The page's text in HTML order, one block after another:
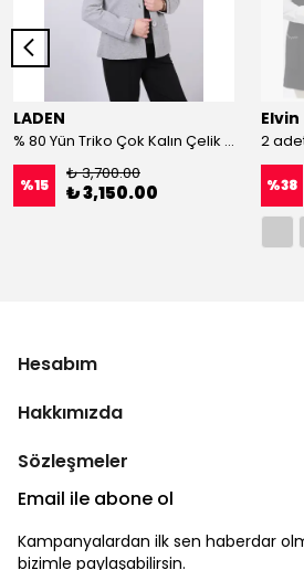
LADEN
% 80 Yün Triko Çok Kalın Çelik Örgü Kadın Anne Kışlık Hırka
%15
₺ 3,700.00
₺ 3,150.00
Elvin
%38
Hesabım
Hakkımızda
Sözleşmeler
Email ile abone ol
Kampanyalardan ilk sen haberdar
bizimle paylaşabilirsin.